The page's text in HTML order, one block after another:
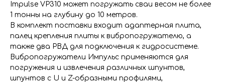
Impulse VP310 может погружать сваи весом не более
1 тонны на глубину до 10 метров.
В комплект поставки входит адаптерная плита,
палец крепления плиты к вибропогружателю, а
также два РВД для подключения к гидросистеме.
Вибропогружатели Импульс применяются для
погружения и извлечения различных шпунтов,
шпунтов с U и Z-образными профилями,